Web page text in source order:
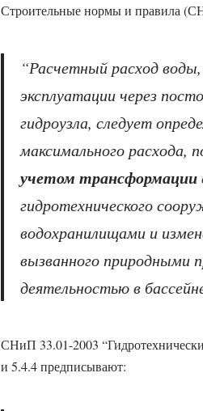
Строительные нормы и правила
“Расчетный расход
эксплуатации через
гидроузла, следует
максимального расхода,
учетом трансформации
гидротехнического
водохранилищами и
вызванного природными
деятельностью в
СНиП 33.01-2003
и 5.4.4 предписывают: